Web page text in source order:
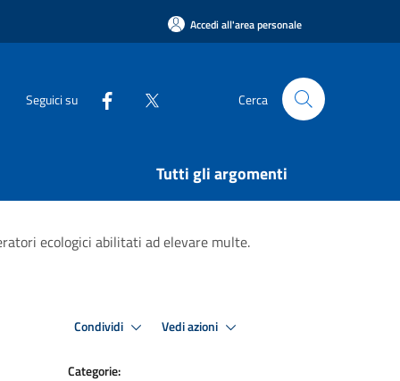
Accedi all'area personale
Seguici su Cerca
Tutti gli argomenti
ecologici abilitati ad elevare multe.
Condividi Vedi azioni
Categorie: